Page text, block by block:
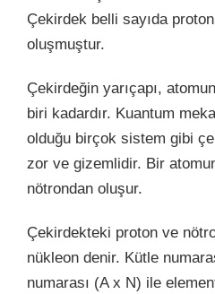
Çekirdek belli sayıda
oluşmuştur.
Çekirdeğin yarıçapı,
biri kadardır. Kuantum
olduğu birçok sistem gibi
zor ve gizemlidir. Bir
nötrondan oluşur.
Çekirdekteki proton ve
nükleon denir. Kütle
numarası (A x N) ile